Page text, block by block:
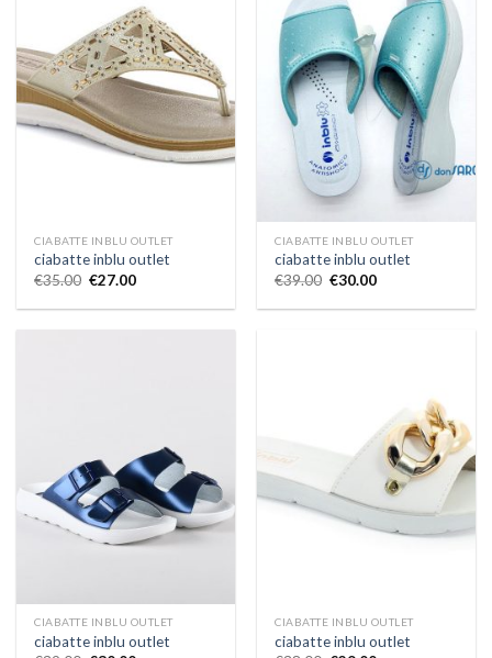
CIABATTE INBLU OUTLET
ciabatte inblu outlet
€35.00 €27.00
CIABATTE INBLU OUTLET
ciabatte inblu outlet
€39.00 €30.00
CIABATTE INBLU OUTLET
ciabatte inblu outlet
CIABATTE INBLU OUTLET
ciabatte inblu outlet